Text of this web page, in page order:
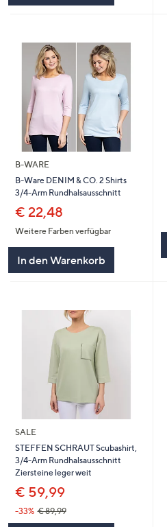
B-WARE
B-Ware DENIM & CO. 2 Shirts
3/4-Arm Rundhalsausschnitt
€ 22,48
Weitere Farben verfügbar
In den Warenkorb
SALE
STEFFEN SCHRAUT Scubashirt,
3/4-Arm Rundhalsausschnitt
Ziersteine leger weit
€ 59,99
-33% € 89,99